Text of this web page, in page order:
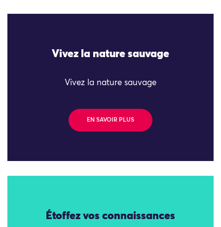
Vivez la nature sauvage
Vivez la nature sauvage
EN SAVOIR PLUS
Étoffez vos connaissances